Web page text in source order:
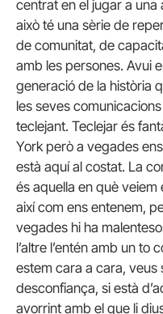
centrat en el jugar a una
això té una sèrie de
de comunitat, de
amb les persones. Avui
generació de la història
les seves
teclejant. Teclejar és
York però a vegades
està aquí al costat. La
és aquella en què veiem
així com ens entenem,
vegades hi ha
l’altre l’entén amb un to
estem cara a cara, veus
desconfiança, si està
avorrint amb el que li